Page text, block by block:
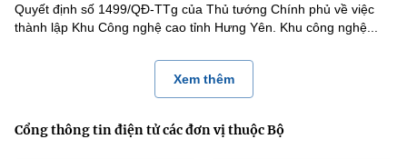
Quyết định số 1499/QĐ-TTg của Thủ tướng Chính phủ về việc
thành lập Khu Công nghệ cao tỉnh Hưng Yên. Khu công nghệ...
Xem thêm
Cổng thông tin điện tử các đơn vị thuộc Bộ